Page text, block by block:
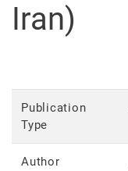
Iran)
Publication
Type
Author